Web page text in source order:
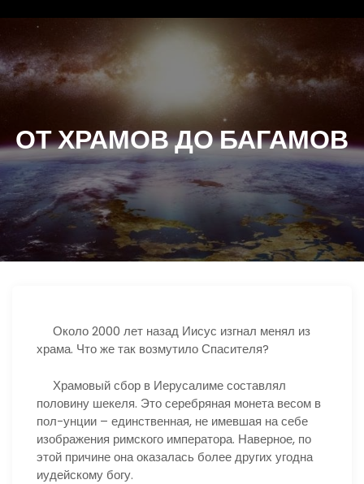
ОТ ХРАМОВ ДО БАГАМОВ
Около 2000 лет назад Иисус изгнал менял из
храма. Что же так возмутило Спасителя?
Храмовый сбор в Иерусалиме составлял
половину шекеля. Это серебряная монета весом в
пол-унции – единственная, не имевшая на себе
изображения римского императора. Наверное, по
этой причине она оказалась более других угодна
иудейскому богу.